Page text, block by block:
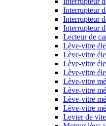
Interrupteur
Interrupteur
Interrupteur
Lecteur de
Lève-vitre
Lève-vitre
Lève-vitre
Lève-vitre
Lève-vitre
Lève-vitre
Lève-vitre
Lève-vitre
Levier de